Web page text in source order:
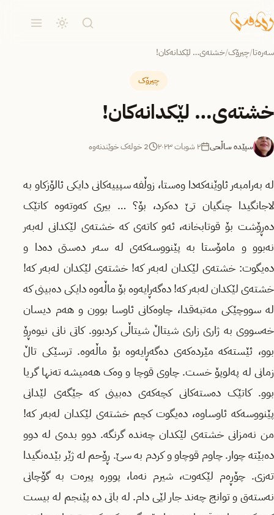
سەرەتا/چیرۆک/خشتەی… لێکدانەکان!
چیرۆک
خشتەی… لێکدانەکان!
سپێدە ساڵحی ٢ شوبات ٢٠٢٣ 2 خولەک خوێندنەوە
لە بەرامبەر ئاوێنەکەدا وەستا، زوڵفە سپییەکانی دایکی ئالۆزکاو بە
لاجانگیدا چنگیان تێ دەکرد، بۆ؟ … بیری کەوتەوە کاتێک
دەڕۆشت بۆ قوتابخانە، ئەو کاتەی کە خشتەی لێکدانی لەبەر
نەبوو و مامۆستا بە پێنووسەکەی لە سەر دەستی دەدا و
دەیگوت: خشتەی لێکدان لەبەر کە! خشتەی لێکدان لەبەر کە!
خشتەی لێکدان لەبەر کە! دەگەڕایەوە بۆ ماڵەوە دایکی دەبینی کە
لە سووچێکی مەتبەقدا، چاوەکانی ئاوسا بوون و هەم دیسان
خەسووی بە ژاری زاری شیتاڵ شیتاڵی کردبوو. کاتی نانی نیوەڕۆ
بوو، ئێستەکە مێردەکەی دەگەڕایەوە بۆ ماڵەوە. ترسێکی تاڵ
زمانی لە پەلوپۆ خست. چاوی قوچا و وەک هەمیشە تەنها گریا
بوو. کاتێک دەستەکانی کچەکەی دەبینی کە جێگەی لێدانی
پێنووسەکە ئاوساوە، دەیگوت کچم خشتەی لێکدان لەبەر کە!
من نەمزانی خشتەی لێکدان چەندە گرنگە. دوو بدەی لە دوو
دەبێتە چوار. چاوم قوچاو و کردم بە سێ. ڕۆحم لە ژێر بێدەنگیدا
تەزی. چۆڕەم لێکەوت، شیرم نەما، پوورە پیرەت بە گۆچانی
نەستەق و توانج چەند جار لێی دام. لە باتی دە پێنجم لە بیست